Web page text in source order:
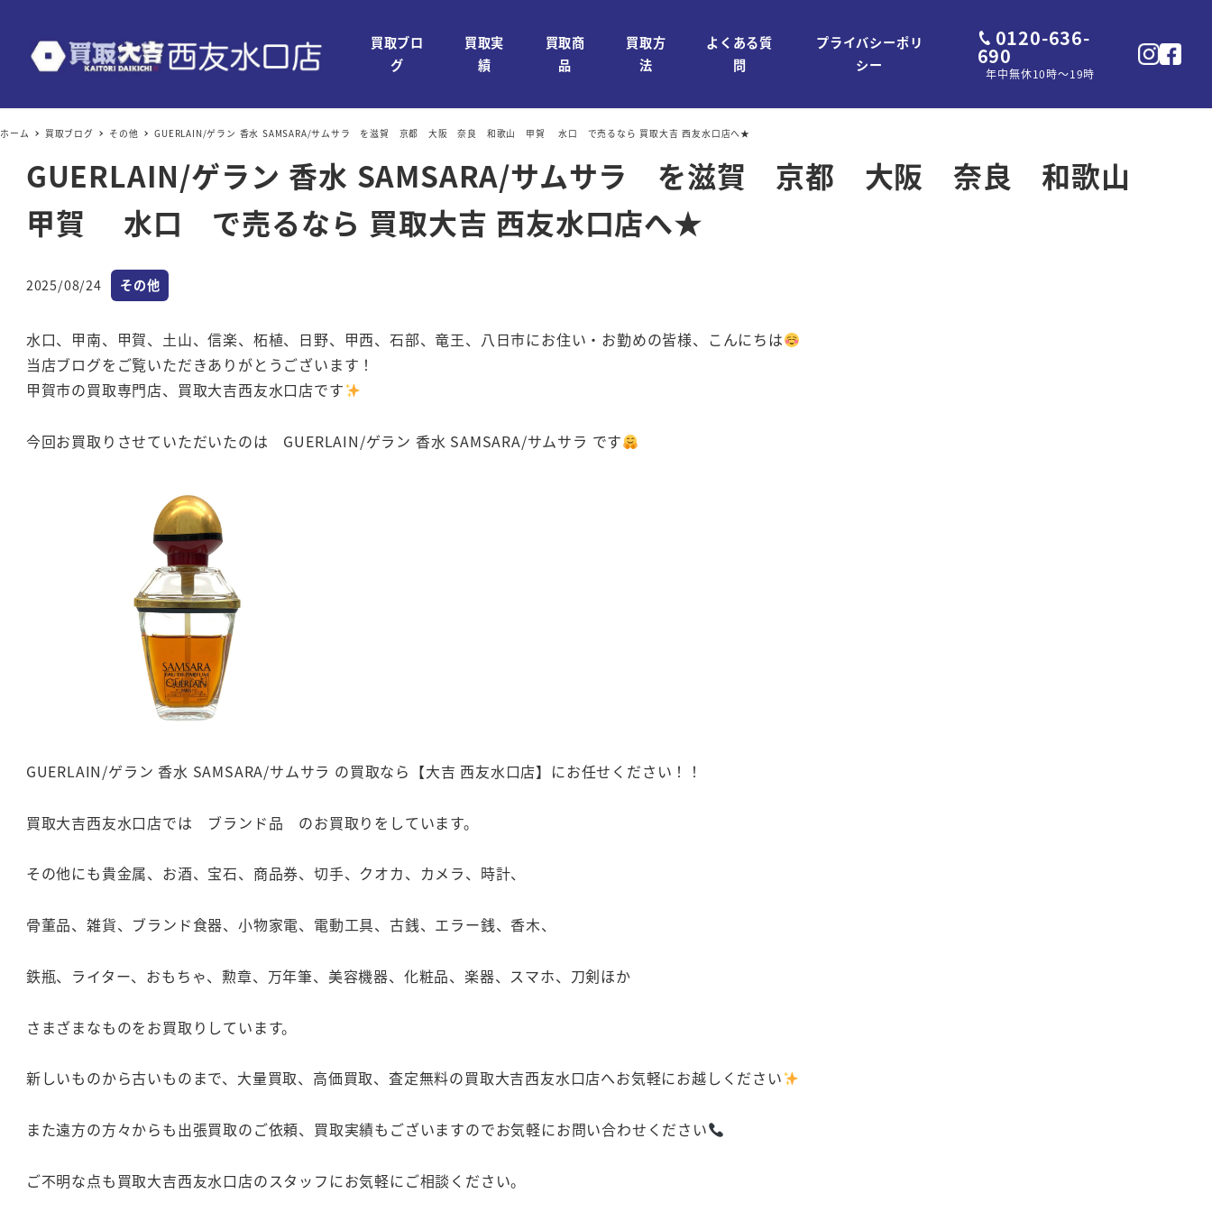
買取ブロ
グ
買取実
績
買取商
品
買取方
法
よくある質
問
プライバシーポリ
シー
0120-636-
690
年中無休10時～19時
ホーム 買取ブログ その他 GUERLAIN/ゲラン 香水 SAMSARA/サムサラ を滋賀 京都 大阪 奈良 和歌山 甲賀 水口 で売るなら 買取大吉 西友水口店へ★
GUERLAIN/ゲラン 香水 SAMSARA/サムサラ を滋賀 京都 大阪 奈良 和歌山
甲賀 水口 で売るなら 買取大吉 西友水口店へ★
投稿日
2025/08/24 カテゴリー
その他
水口、甲南、甲賀、土山、信楽、柘植、日野、甲西、石部、竜王、八日市にお住い・お勤めの皆様、こんにちは
当店ブログをご覧いただきありがとうございます！
甲賀市の買取専門店、買取大吉西友水口店です
今回お買取りさせていただいたのは GUERLAIN/ゲラン 香水 SAMSARA/サムサラ です
GUERLAIN/ゲラン 香水 SAMSARA/サムサラ の買取なら【大吉 西友水口店】にお任せください！！
買取大吉西友水口店では ブランド品 のお買取りをしています。
その他にも貴金属、お酒、宝石、商品券、切手、クオカ、カメラ、時計、
骨董品、雑貨、ブランド食器、小物家電、電動工具、古銭、エラー銭、香木、
鉄瓶、ライター、おもちゃ、勲章、万年筆、美容機器、化粧品、楽器、スマホ、刀剣ほか
さまざまなものをお買取りしています。
新しいものから古いものまで、大量買取、高価買取、査定無料の買取大吉西友水口店へお気軽にお越しください
また遠方の方々からも出張買取のご依頼、買取実績もございますのでお気軽にお問い合わせください
ご不明な点も買取大吉西友水口店のスタッフにお気軽にご相談ください。